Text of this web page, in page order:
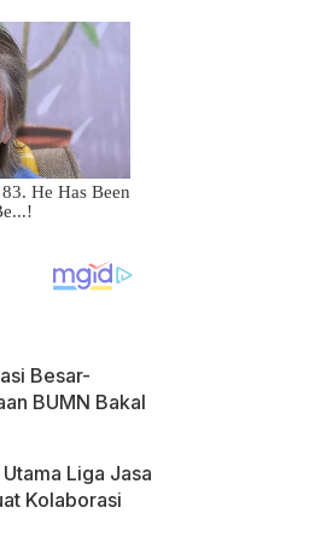
Besar-
BUMN Bakal
Liga Jasa
Kolaborasi